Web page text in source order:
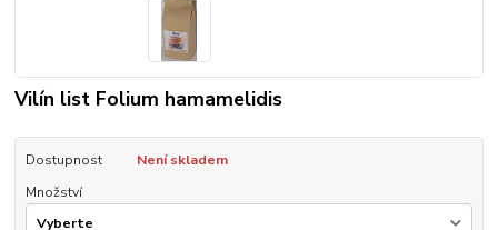
Vilín list Folium hamamelidis
Dostupnost
Není skladem
Množství